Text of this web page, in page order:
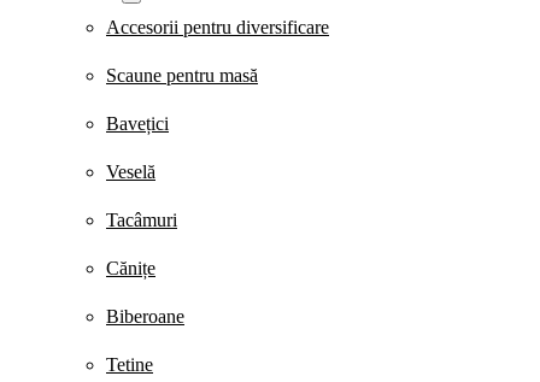
Accesorii pentru diversificare
Scaune pentru masă
Bavețici
Veselă
Tacâmuri
Cănițe
Biberoane
Tetine